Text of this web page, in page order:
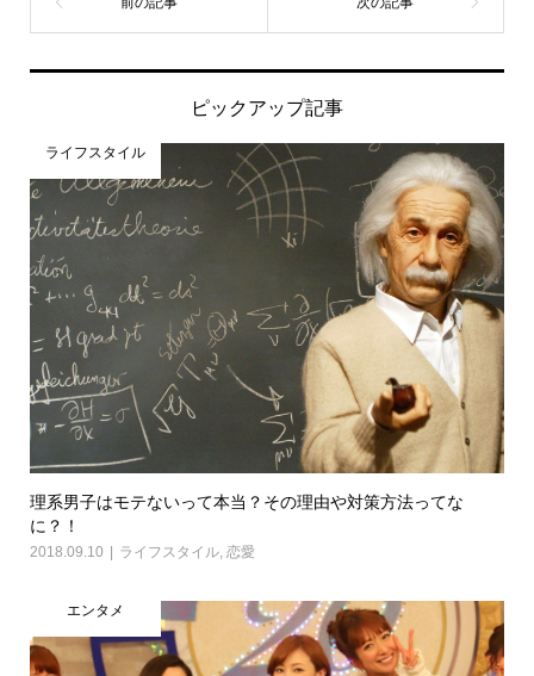
ピックアップ記事
ライフスタイル
理系男子はモテないって本当？その理由や対策方法ってな
に？！
2018.09.10 ライフスタイル, 恋愛
エンタメ